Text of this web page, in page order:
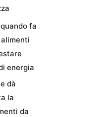
fa
energia
dà
la
da